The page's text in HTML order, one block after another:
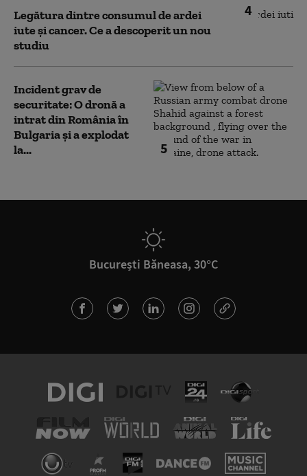
4
Legătura dintre consumul de ardei
iute și cancer. Ce a descoperit un nou
studiu
5
Incident grav de
securitate: O dronă a
intrat din România în
Bulgaria şi a explodat
la...
București Băneasa, 30°C